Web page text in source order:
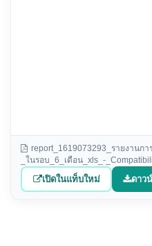
report_1619073293_รายงานก
_ในรอบ_6_เดือน_xls_-
เปิดในแท็บใหม่ ดาว